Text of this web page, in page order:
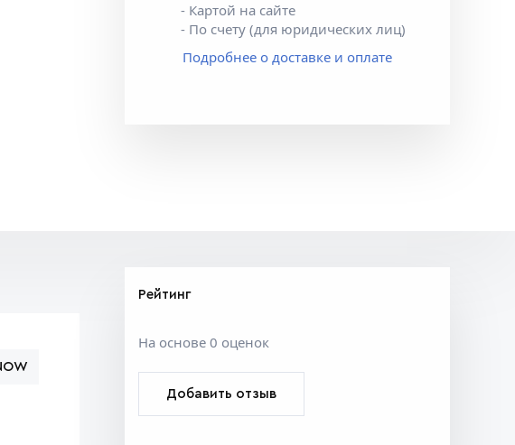
- Картой на сайте
- По счету (для юридических лиц)
Подробнее о доставке и оплате
Рейтинг
На основе 0 оценок
Добавить отзыв